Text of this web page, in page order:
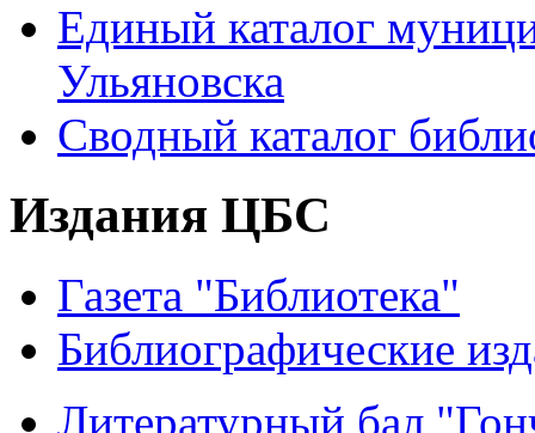
Единый каталог
Ульяновска
Сводный каталог
Издания ЦБС
Газета "Библиотека"
Библиографические
Литературный бал